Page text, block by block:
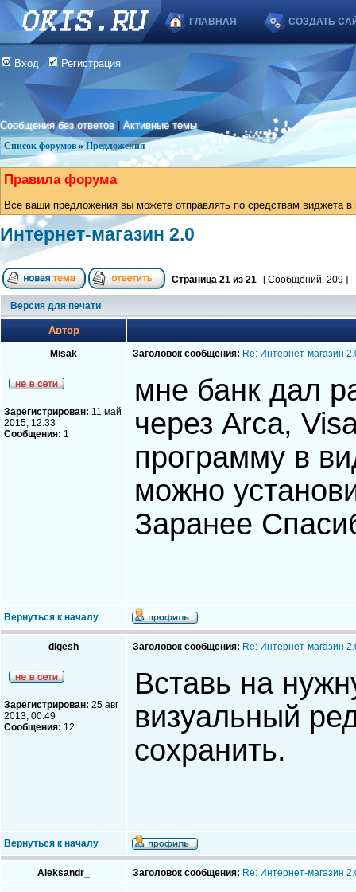
ГЛАВНАЯ СОЗДАТЬ
Вход Регистрация
Сообщения без ответов |Активные темы
Список форумов » Предложения
Правила форума
Все ваши предложения вы можете отправлять по средствам виджета
Интернет-магазин 2.0
Страница 21 из 21 [ Сообщений: 209 ]
Версия для печати
Автор
Misak Заголовок сообщения: Re: Интернет-магазин
Зарегистрирован: 11 май
2015, 12:33
Сообщения: 1
мне банк дал
через Arca,
программу в
можно
Заранее
Вернуться к началу
digesh Заголовок сообщения: Re: Интернет-магазин
Зарегистрирован: 25 авг
2013, 00:49
Сообщения: 12
Вставь на
визуальный
сохранить.
Вернуться к началу
Aleksandr_ Заголовок сообщения: Re: Интернет-магазин